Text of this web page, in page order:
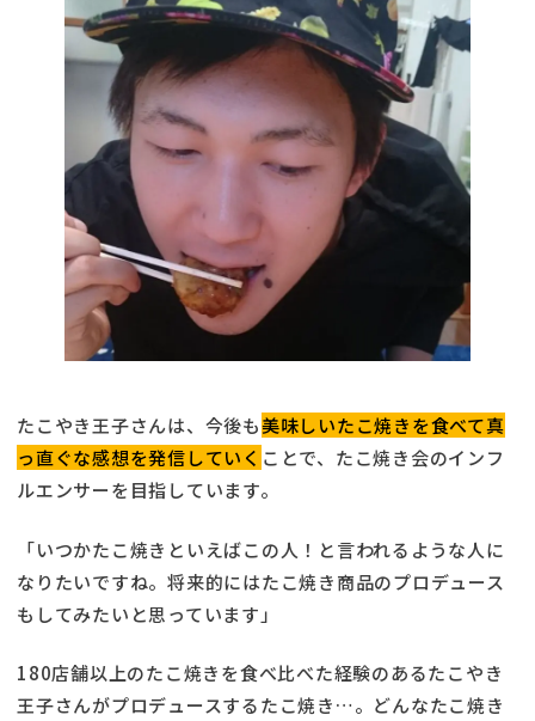
たこやき王子さんは、今後も美味しいたこ焼きを食べて真
っ直ぐな感想を発信していく ことで、たこ焼き会のインフ
ルエンサーを目指しています。
「いつかたこ焼きといえばこの人！と言われるような人に
なりたいですね。将来的にはたこ焼き商品のプロデュース
もしてみたいと思っています」
180店舗以上のたこ焼きを食べ比べた経験のあるたこやき
王子さんがプロデュースするたこ焼き…。どんなたこ焼き